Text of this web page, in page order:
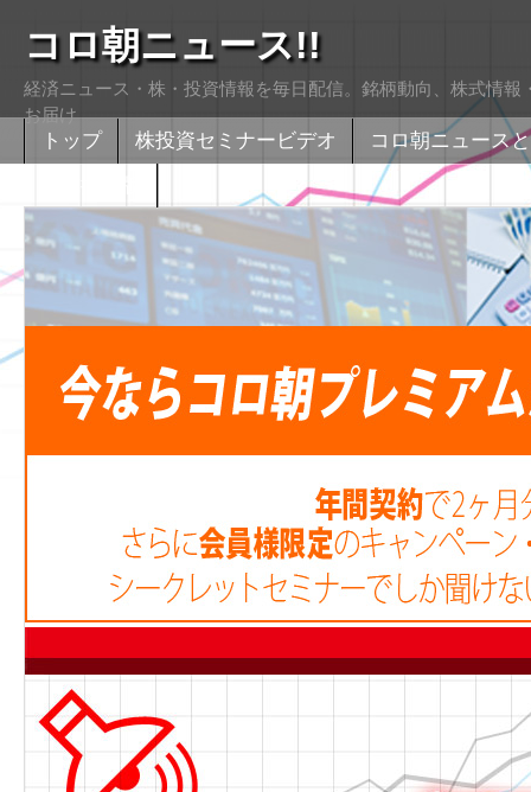
コロ朝ニュース!!
経済ニュース・株・投資情報を毎日配信。銘柄動向、株式情
お届け
トップ 株投資セミナービデオ
コロ朝ニュース